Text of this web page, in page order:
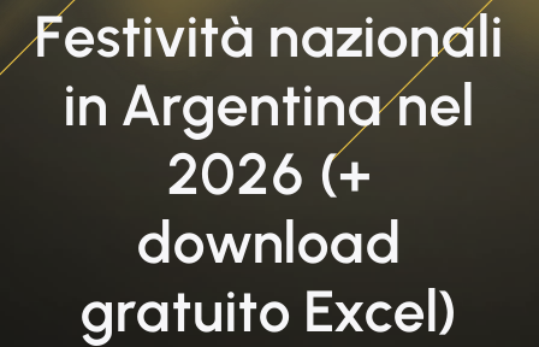
Festività nazionali
in Argentina nel
2026 (+
download
gratuito Excel)